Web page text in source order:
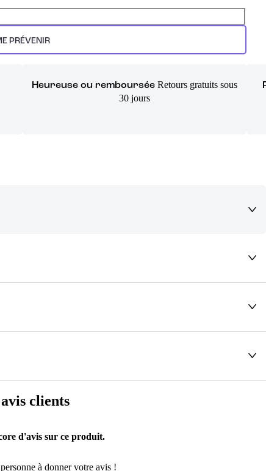
PRÉVENIR
Heureuse ou remboursée Retours gratuits sous
30 jours
clients
d'avis sur ce produit.
à donner votre avis !